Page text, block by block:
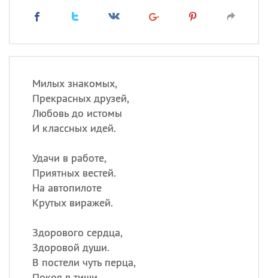
Милых знакомых,
Прекрасных друзей,
Любовь до истомы
И классных идей.
Удачи в работе,
Приятных вестей.
На автопилоте
Крутых виражей.
Здорового сердца,
Здоровой души.
В постели чуть перца,